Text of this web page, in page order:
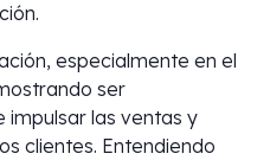
especialmente en el
ser
impulsar las ventas y
clientes. Entendiendo